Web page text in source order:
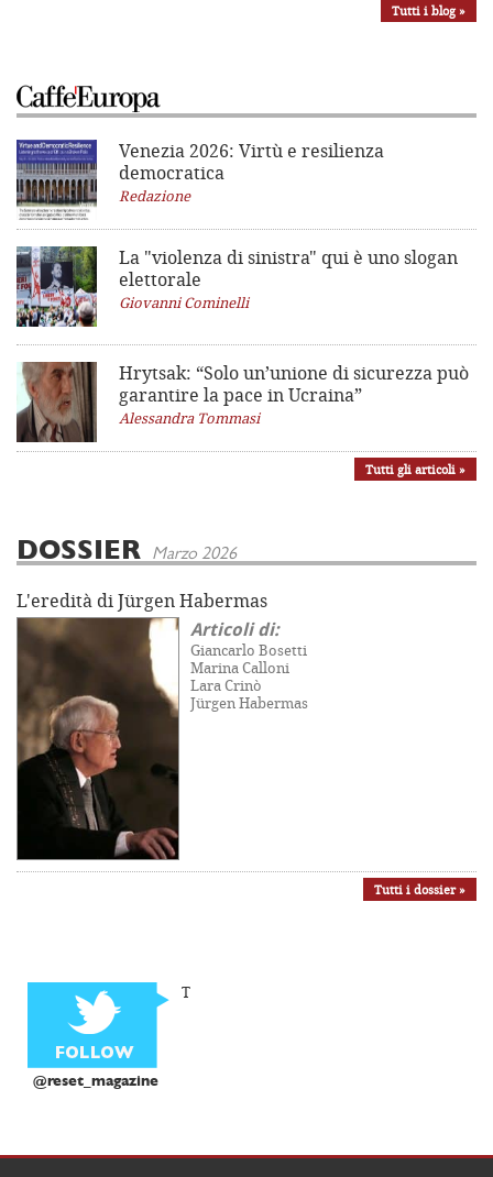
Tutti i blog »
Venezia 2026: Virtù e resilienza
democratica
Redazione
La "violenza di sinistra" qui è uno slogan
elettorale
Giovanni Cominelli
Hrytsak: “Solo un’unione di sicurezza può
garantire la pace in Ucraina”
Alessandra Tommasi
Tutti gli articoli »
DOSSIER Marzo 2026
L'eredità di Jürgen Habermas
Articoli di:
Giancarlo Bosetti
Marina Calloni
Lara Crinò
Jürgen Habermas
Tutti i dossier »
@reset_magazine
T